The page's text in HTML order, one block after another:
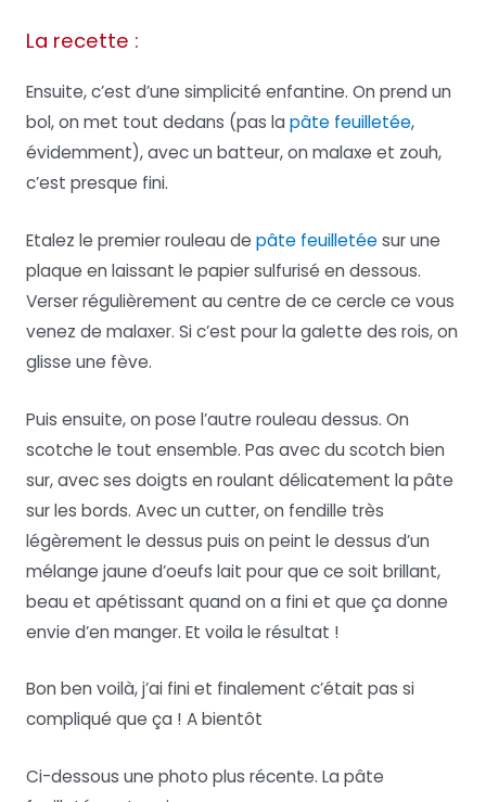
La recette :
Ensuite, c’est d’une simplicité enfantine. On prend un
bol, on met tout dedans (pas la pâte feuilletée,
évidemment), avec un batteur, on malaxe et zouh,
c’est presque fini.
Etalez le premier rouleau de pâte feuilletéesur une
plaque en laissant le papier sulfurisé en dessous.
Verser régulièrement au centre de ce cercle ce vous
venez de malaxer. Si c’est pour la galette des rois, on
glisse une fève.
Puis ensuite, on pose l’autre rouleau dessus. On
scotche le tout ensemble. Pas avec du scotch bien
sur, avec ses doigts en roulant délicatement la pâte
sur les bords. Avec un cutter, on fendille très
légèrement le dessus puis on peint le dessus d’un
mélange jaune d’oeufs lait pour que ce soit brillant,
beau et apétissant quand on a fini et que ça donne
envie d’en manger. Et voila le résultat !
Bon ben voilà, j’ai fini et finalement c’était pas si
compliqué que ça ! A bientôt
Ci-dessous une photo plus récente. La pâte